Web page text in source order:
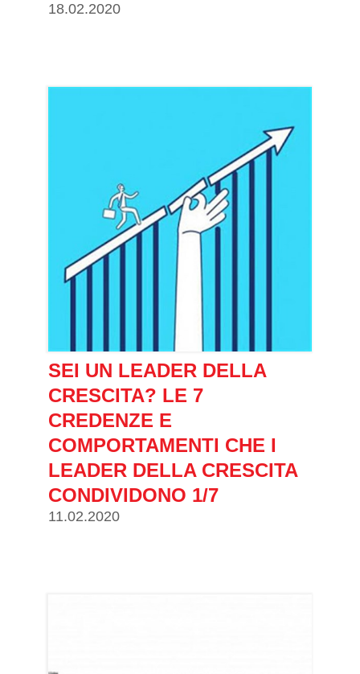
18.02.2020
SEI UN LEADER DELLA
CRESCITA? LE 7
CREDENZE E
COMPORTAMENTI CHE I
LEADER DELLA CRESCITA
CONDIVIDONO 1/7
11.02.2020